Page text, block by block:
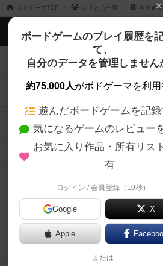
ボドゲーマTOP ボドとも一覧 両面宿儺
ボードゲームのプレイ履歴を
て、
自分のデータを管理しません
約75,000人がボドゲーマを利用
遊んだボードゲームを記録
気になるゲームのレビュー
お気に入り作品・所有リス
有
ログイン / 会員登録（10秒）
Google X
Apple
または
ボドゲーマTOP
ボードゲームを検索する
ボードゲームの新着レビュー
ボードゲーム会情報
メカニクス特集
掲示板・トピックス
ボドとも・会員一覧
ボードゲーム業界コラム